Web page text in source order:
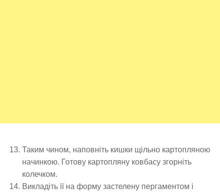
Таким чином, наповніть кишки щільно картопляною
начинкою. Готову картопляну ковбасу згорніть
колечком.
Викладіть її на форму застелену пергаментом і